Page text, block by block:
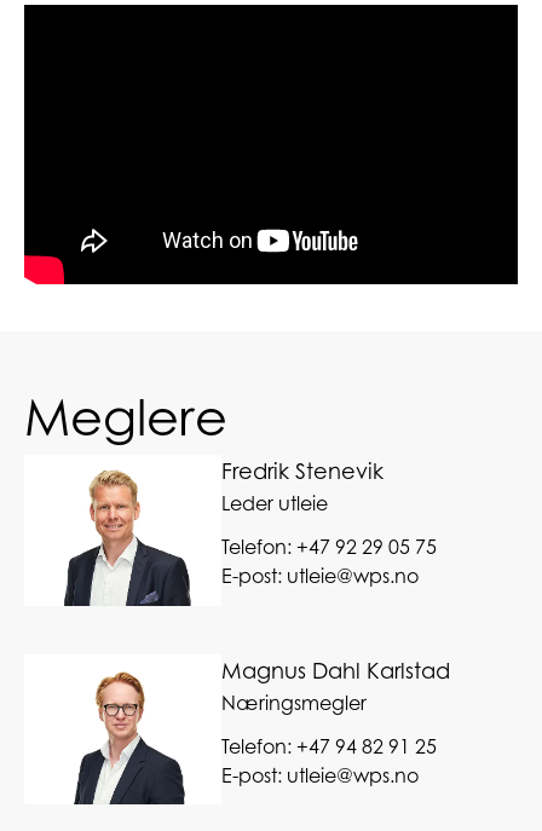
Meglere
Fredrik Stenevik
Leder utleie
Telefon:+47 92 29 05 75
E-post: utleie@wps.no
Magnus Dahl Karlstad
Næringsmegler
Telefon:+47 94 82 91 25
E-post: utleie@wps.no